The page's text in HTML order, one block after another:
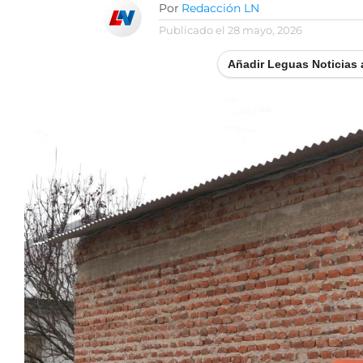
Por Redacción LN
Publicado el 28 mayo, 2026
Añadir Leguas Noticias